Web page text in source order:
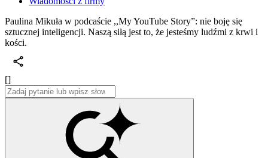
Paulina Mikuła w podcaście ,,My YouTube Story”: nie boję się
sztucznej inteligencji. Naszą siłą jest to, że jesteśmy ludźmi z krwi i
kości.
[]